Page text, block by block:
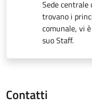
Sede centrale
trovano i
comunale, vi
suo Staff.
Contatti